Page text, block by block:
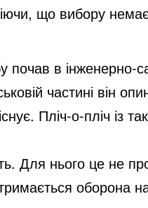
що вибору
в інженерно-
частині він
Пліч-о-пліч із
Для нього це не
оборона